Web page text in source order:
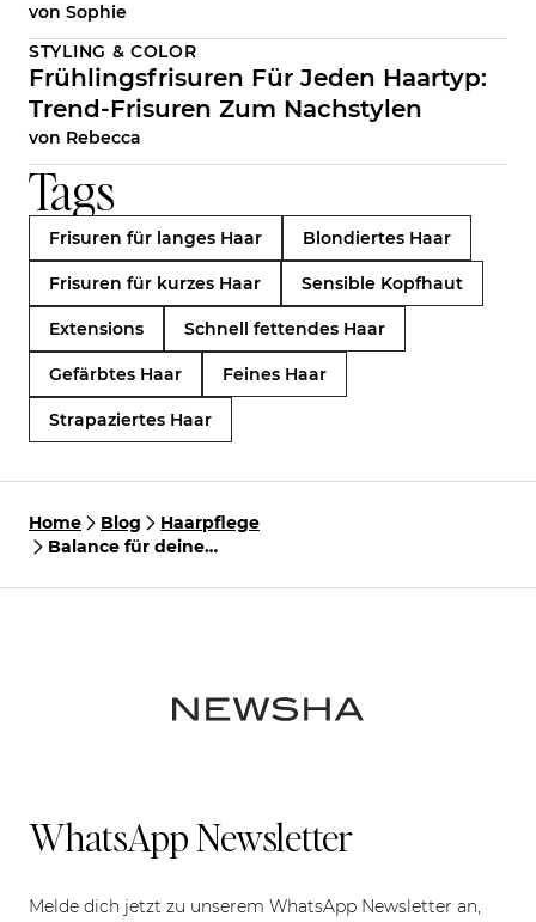
von Sophie
STYLING & COLOR
Frühlingsfrisuren Für Jeden Haartyp:
Trend-Frisuren Zum Nachstylen
von Rebecca
Tags
Frisuren für langes Haar Blondiertes Haar
Frisuren für kurzes Haar Sensible Kopfhaut
Extensions Schnell fettendes Haar
Gefärbtes Haar Feines Haar
Strapaziertes Haar
Home Blog
Haarpflege
Balance für deine
Pflegeroutine bei öliger,
WhatsApp Newsletter
Melde dich jetzt zu unserem WhatsApp Newsletter an,